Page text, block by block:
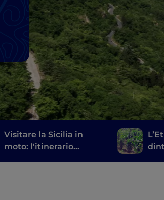
Visitare la Sicilia in
moto: l'itinerario